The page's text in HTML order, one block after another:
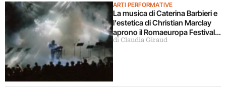
ARTI PERFORMATIVE
La musica di Caterina Barbieri e
l’estetica di Christian Marclay
aprono il Romaeuropa Festival
2026
di Claudia Giraud